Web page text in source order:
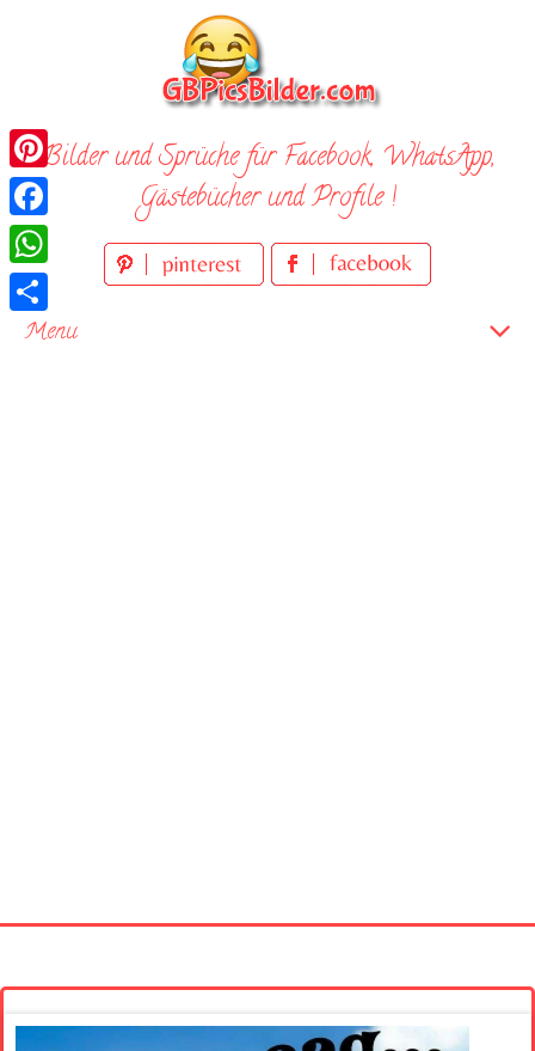
Bilder und Sprüche für Facebook, WhatsApp,
Gästebücher und Profile !
Menu
Pinterest
Facebook
WhatsApp
Teilen